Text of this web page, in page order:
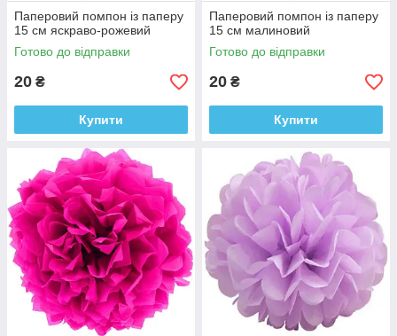
Паперовий помпон із паперу
15 см яскраво-рожевий
Готово до відправки
20 ₴
Купити
Паперовий помпон із паперу
15 см малиновий
Готово до відправки
20 ₴
Купити